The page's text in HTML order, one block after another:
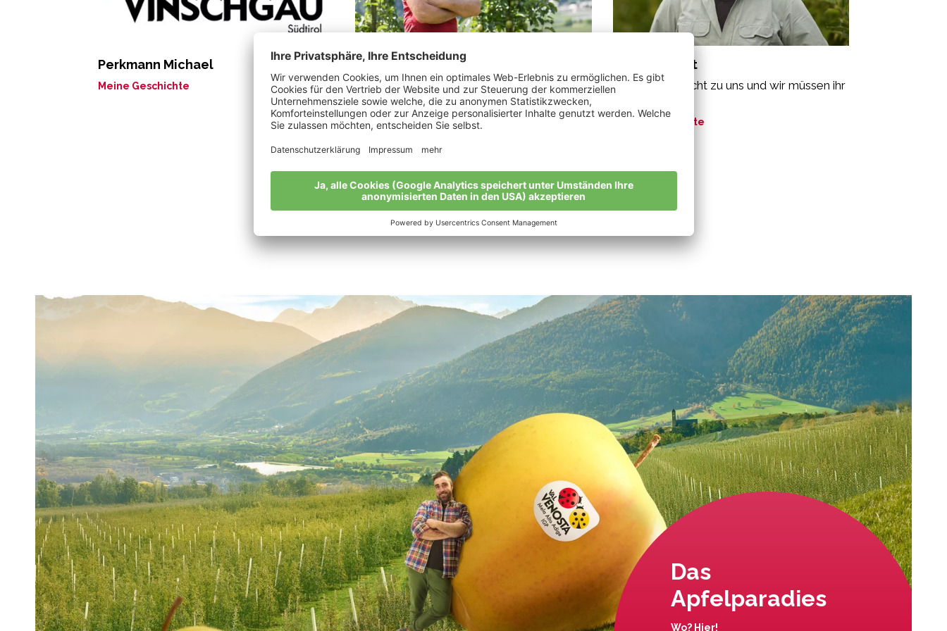
Perkmann Michael
Meine Geschichte
Hueber Gottlieb Alois
„Bio ist der Spiegel einer guten Seele“
Meine Geschichte
Tapfer Erhart
“Die Natur spricht zu uns und wir müssen ihr
Meine Geschichte
Alle Bio-Bauern im Überblick
Das
Apfelparadies
Wo? Hier!